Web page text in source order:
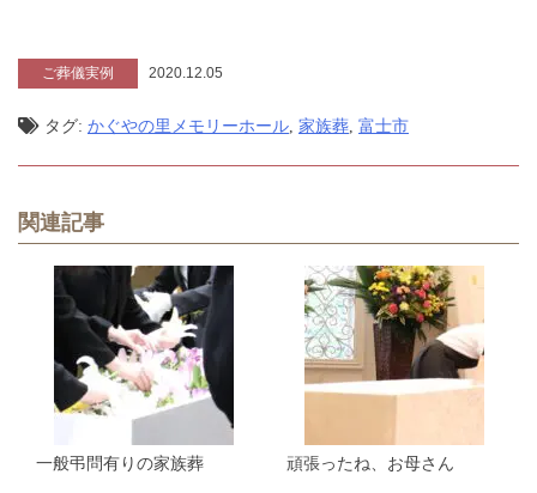
ご葬儀実例 2020.12.05
タグ: かぐやの里メモリーホール, 家族葬, 富士市
関連記事
一般弔問有りの家族葬 頑張ったね、お母さん